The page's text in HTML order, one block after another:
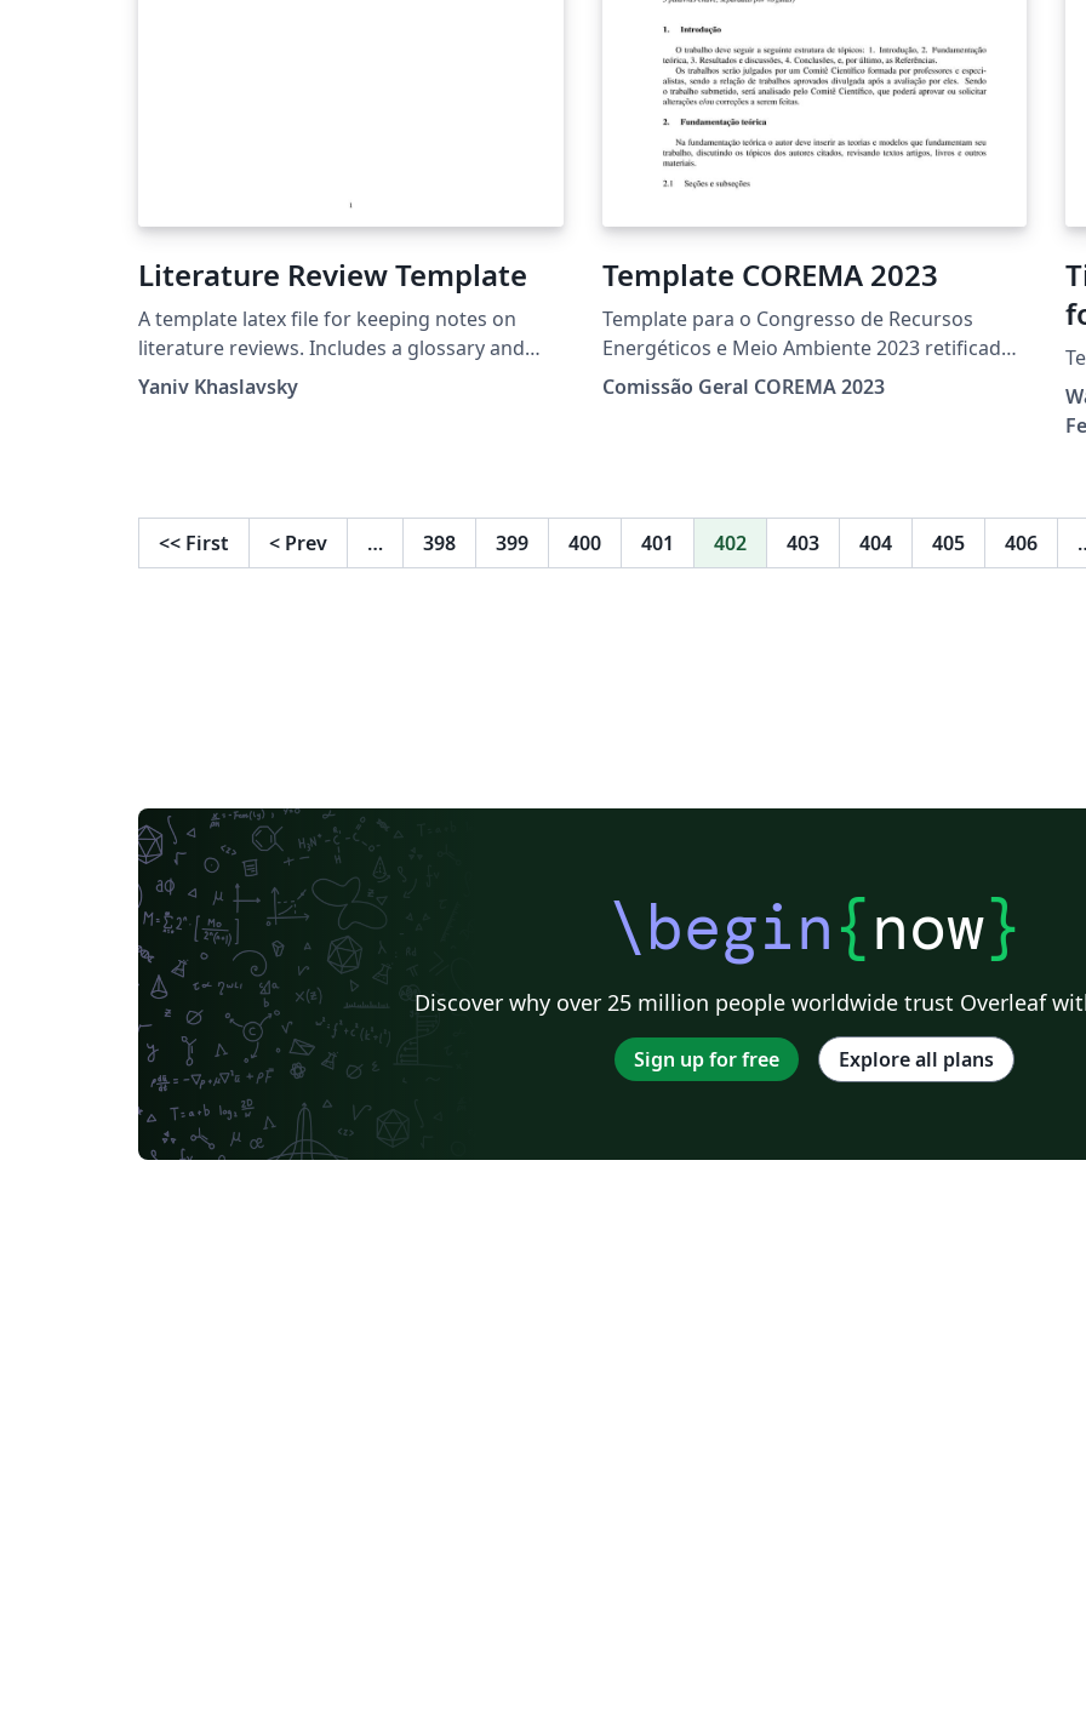
Literature Review Template
A template latex file for keeping notes on
literature reviews. Includes a glossary and
biblatex integration
Yaniv Khaslavsky
Template COREMA 2023
Template para o Congresso de Recursos
Energéticos e Meio Ambiente 2023 retificado
com nova data e outras alterações.
Comissão Geral COREMA 2023
<< First < Prev … 398 399 400 401 402 403 404 405 406
\begin{now}
Discover why over 25 million people worldwide trust Overleaf
Sign up for free Explore all plans